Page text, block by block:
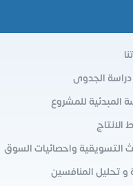
دراسة الجدوى
المبدئية للمشروع
التسويقية واحصائيات السوق
و تحليل المنافسين